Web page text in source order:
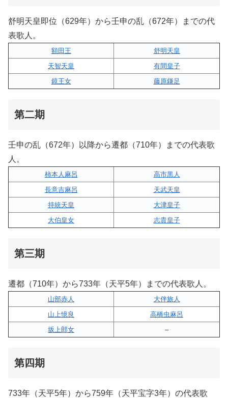
舒明天皇即位（629年）から壬申の乱（672年）までの代
表歌人。
額田王
舒明天皇
天智天皇
有間皇子
鏡王女
藤原鎌足
第二期
壬申の乱（672年）以降から遷都（710年）までの代表歌
人。
柿本人麻呂
高市黒人
長意吉麻呂
天武天皇
持統天皇
大津皇子
大伯皇女
志貴皇子
第三期
遷都（710年）から733年（天平5年）までの代表歌人。
山部赤人
大伴旅人
山上憶良
高橋虫麻呂
坂上郎女
–
第四期
733年（天平5年）から759年（天平宝字3年）の代表歌